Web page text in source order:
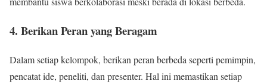
4. Berikan Peran yang Beragam
Dalam setiap kelompok, berikan peran berbeda seperti pemimpin,
pencatat ide, peneliti, dan presenter. Hal ini memastikan setiap